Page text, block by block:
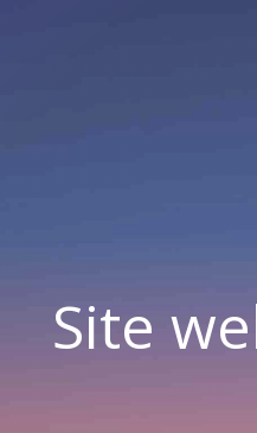
Site